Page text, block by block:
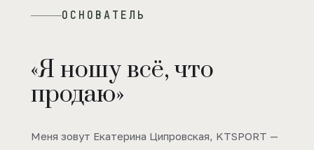
ОСНОВАТЕЛЬ
«Я ношу всё, что
продаю»
Меня зовут Екатерина Ципровская, KTSPORT —